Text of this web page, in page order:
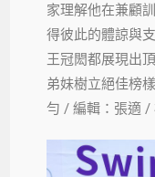
家理解他在兼顧
得彼此的體諒與
王冠閎都展現出
弟妹樹立絕佳榜
勻 / 編輯：張適 /